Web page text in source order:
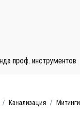
проф. инструментов
Канализация Митинги